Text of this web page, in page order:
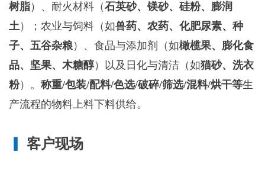
树脂）、耐火材料（石英砂、镁砂、硅粉、膨润
土）‌；农业与饲料‌（如兽药、农药、化肥尿素、种
子、五谷杂粮）、‌食品与添加剂‌（如橄榄果、膨化食
品、坚果、木糖醇）以及‌日化与清洁‌（如猫砂、洗衣
粉）。 称重/包装/配料/色选/破碎/筛选/混料/烘干等生
产流程的物料上料下料供给。
客户现场